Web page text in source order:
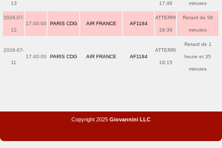
13 17:46 minutes
2026-07-
12
17:40:00 PARIS CDG AIR FRANCE AF1184
ATTERRI
18:38
Retard de 58
minutes
2026-07-
11
17:40:00 PARIS CDG AIR FRANCE AF1184
ATTERRI
19:15
Retard de 1
heure et 35
minutes
Copyright 2025 Giovannini LLC